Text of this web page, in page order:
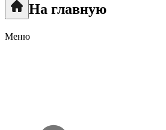
На главную
Меню